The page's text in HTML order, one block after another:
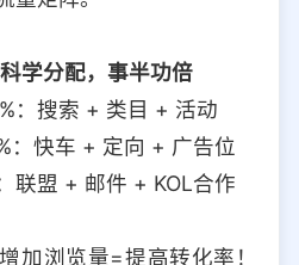
学分配，事半功倍
：搜索 + 类目 + 活动
：快车 + 定向 + 广告位
联盟 + 邮件 + KOL合作
加浏览量=提高转化率！